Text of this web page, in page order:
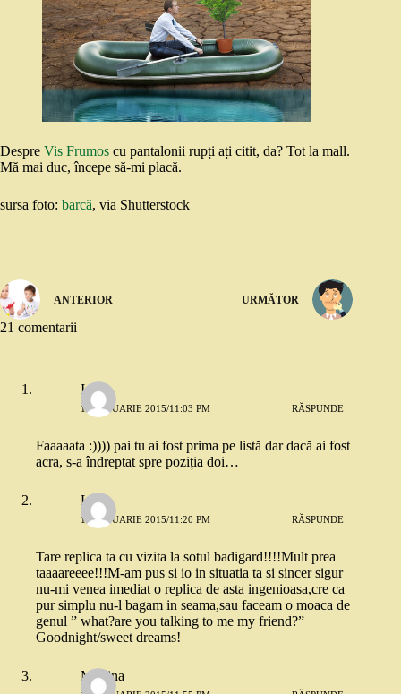
Despre Vis Frumos cu pantalonii rupți ați citit, da? Tot la mall.
Mă mai duc, începe să-mi placă.
sursa foto: barcă, via Shutterstock
ANTERIOR URMĂTOR
21 comentarii
Ioana
13 IANUARIE 2015/11:03 PM RĂSPUNDE
Faaaaata :)))) pai tu ai fost prima pe listă dar dacă ai fost
acra, s-a îndreptat spre poziția doi…
Lela
13 IANUARIE 2015/11:20 PM RĂSPUNDE
Tare replica ta cu vizita la sotul badigard!!!!Mult prea
taaaareeee!!!M-am pus si io in situatia ta si sincer sigur
nu-mi venea imediat o replica de asta ingenioasa,cre ca
pur simplu nu-l bagam in seama,sau faceam o moaca de
genul ” what?are you talking to me my friend?”
Goodnight/sweet dreams!
Modina